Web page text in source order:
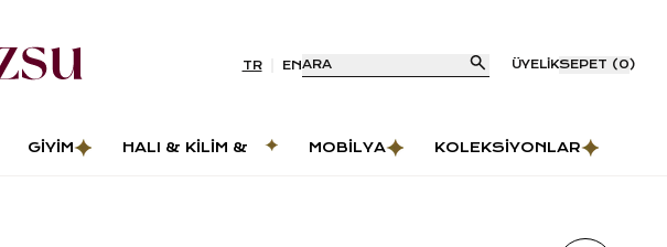
TR ENARA ÜYELIKSEPET (0)
GIYIM
HALI & KILIM &
MOBILYA KOLEKSIYONLAR